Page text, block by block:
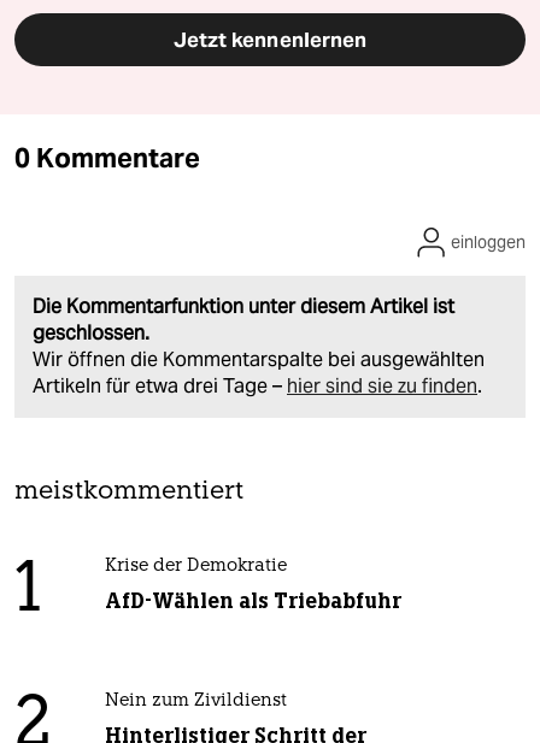
Jetzt kennenlernen
0 Kommentare
Die Kommentarfunktion unter diesem Artikel ist
geschlossen.
Wir öffnen die Kommentarspalte bei ausgewählten
Artikeln für etwa drei Tage – hier sind sie zu finden.
einloggen
meistkommentiert
1 Krise der Demokratie
AfD-Wählen als Triebabfuhr
2 Nein zum Zivildienst
Hinterlistiger Schritt der